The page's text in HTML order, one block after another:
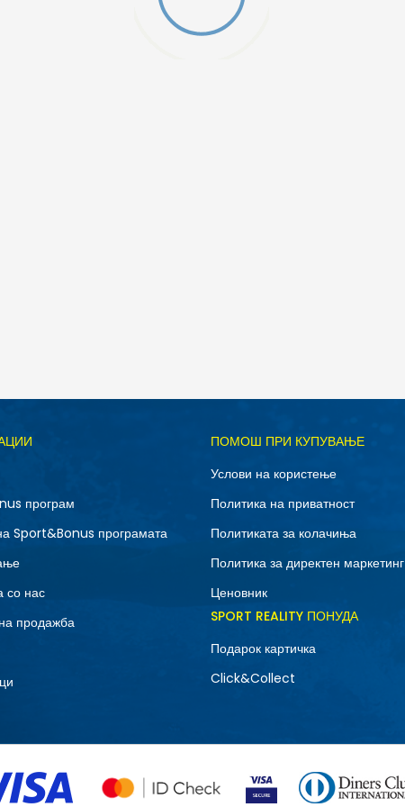
програм
Sport&Bonus програмата
со нас
продажба
ПОМОШ ПРИ КУПУВАЊЕ
Услови на користење
Политика на приватност
Политиката за колачиња
Политика за директен маркетинг
Ценовник
SPORT REALITY ПОНУДА
Подарок картичка
Click&Collect